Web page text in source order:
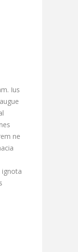
Ius
ne
ignota